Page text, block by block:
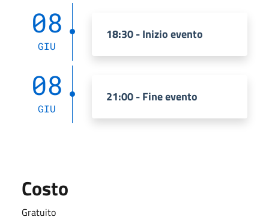
08
GIU
18:30 - Inizio evento
08
GIU
21:00 - Fine evento
Costo
Gratuito